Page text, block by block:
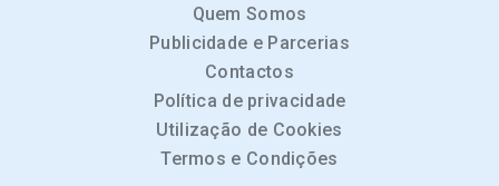
Quem Somos
Publicidade e Parcerias
Contactos
Política de privacidade
Utilização de Cookies
Termos e Condições